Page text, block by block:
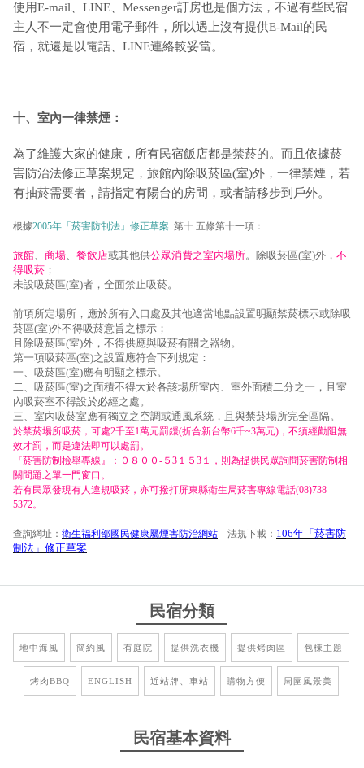
使用E-mail、LINE、Messenger訂房也是個方法，不過有些民宿
主人不一定會使用電子郵件，所以遇上沒有提供E-Mail的民
宿，就還是以電話、LINE連絡較妥當。
十、室內一律禁煙：
為了維護大家的健康，所有民宿飯店都是禁菸的。而且依據菸
害防治法修正草案規定，旅館內除吸菸區(室)外，一律禁煙，若
有抽菸需要者，請指定有陽台的房間，或者請移步到戶外。
根據2005年「菸害防制法」修正草案 第十 五條第十一項：
旅館、 商場、 餐飲店或其他供公眾消費之室內場所。除吸菸區(室)外， 不
得吸菸 ；
未設吸菸區(室)者，全面禁止吸菸。
前項所定場所，應於所有入口處及其他適當地點設置明顯禁菸標示或除吸
菸區(室)外不得吸菸意旨之標示；
且除吸菸區(室)外，不得供應與吸菸有關之器物。
第一項吸菸區(室)之設置應符合下列規定：
一、吸菸區(室)應有明顯之標示。
二、吸菸區(室)之面積不得大於各該場所室內、室外面積二分之一，且室
內吸菸室不得設於必經之處。
三、室內吸菸室應有獨立之空調或通風系統，且與禁菸場所完全區隔。
於禁菸場所吸菸，可處2千至1萬元罰鍰(折合新台幣6千~3萬元)，不須經勸阻無
效才罰，而是違法即可以處罰。
『菸害防制檢舉專線』：０８００-５3１５3１，則為提供民眾詢問菸害防制相
關問題之單一門窗口。
若有民眾發現有人違規吸菸，亦可撥打屏東縣衛生局菸害專線電話(08)738-
5372。
查詢網址： 衛生福利部國民健康屬煙害防治網站 法規下載： 106年「菸害防
制法」修正草案
民宿分類
地中海風 簡約風 有庭院 提供洗衣機 提供烤肉區 包棟主題
烤肉BBQ ENGLISH 近站牌、車站 購物方便 周圍風景美
民宿基本資料